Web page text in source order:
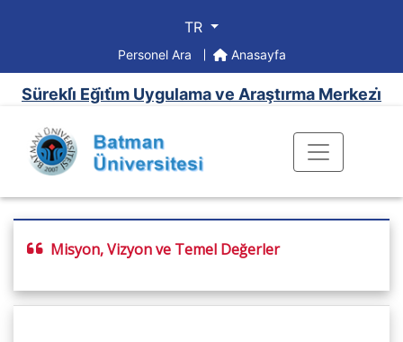
TR
Personel Ara Anasayfa
Sürekli̇ Eği̇ti̇m Uygulama ve Araştırma Merkezi̇
Misyon, Vizyon ve Temel Değerler